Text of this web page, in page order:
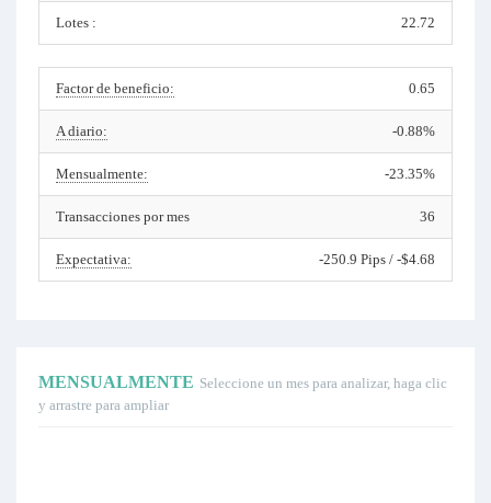
Lotes : 22.72
Factor de beneficio: 0.65
A diario: -0.88%
Mensualmente: -23.35%
Transacciones por mes 36
Expectativa: -250.9 Pips / -$4.68
MENSUALMENTE Seleccione un mes para analizar, haga clic
y arrastre para ampliar